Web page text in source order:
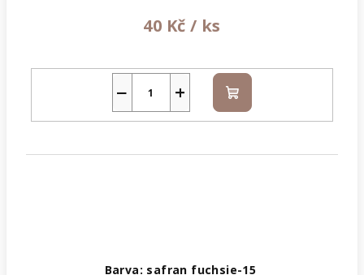
40 Kč / ks
+
− Do
košíku
Barva: safran fuchsie-15